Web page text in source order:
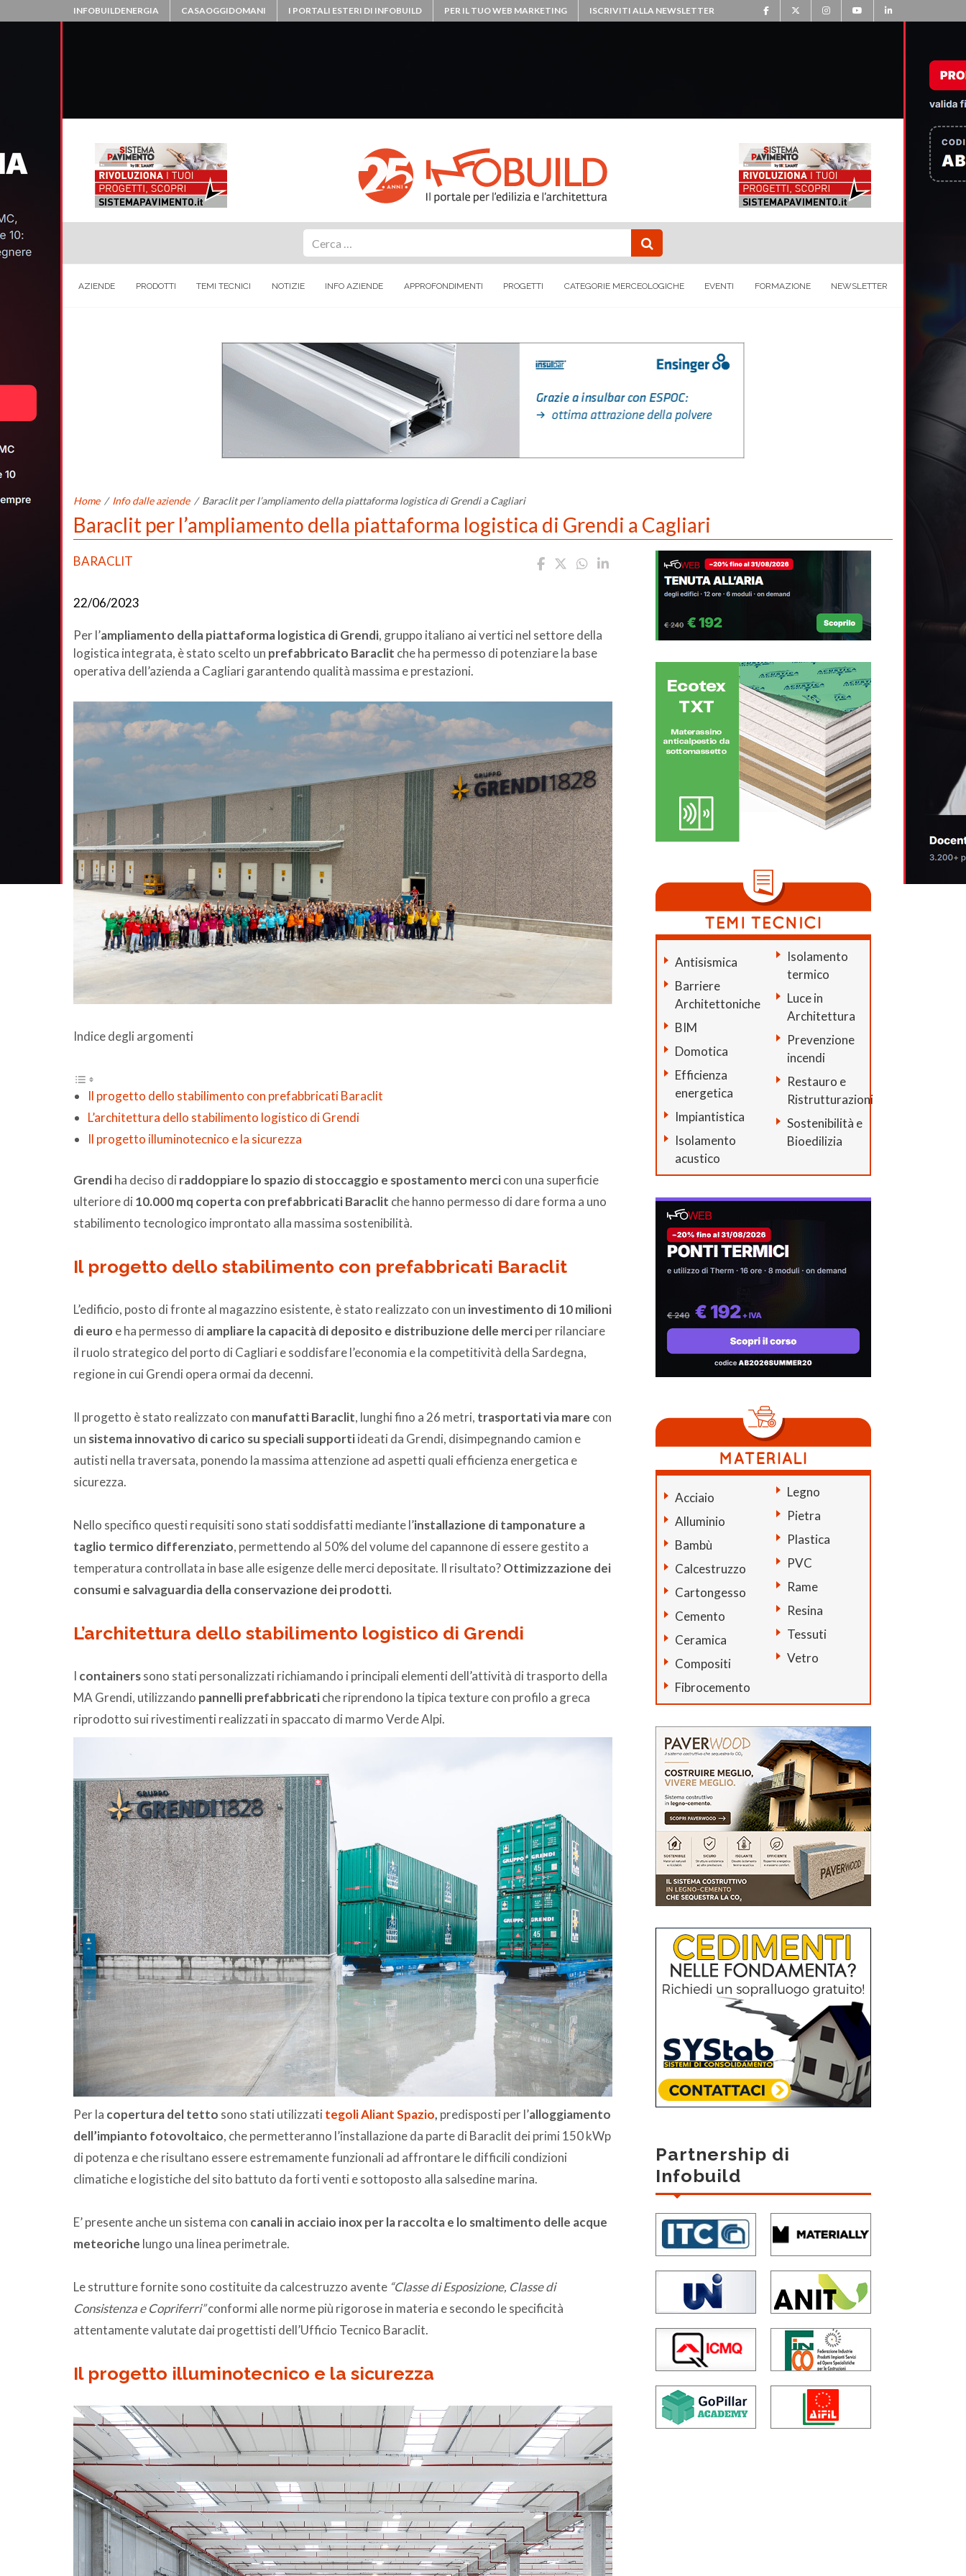
INFOBUILDENERGIA CASAOGGIDOMANI I PORTALI ESTERI DI INFOBUILD PER IL TUO WEB MARKETING ISCRIVITI ALLA NEWSLETTER
AZIENDE PRODOTTI TEMI TECNICI NOTIZIE INFO AZIENDE APPROFONDIMENTI PROGETTI CATEGORIE MERCEOLOGICHE EVENTI FORMAZIONE NEWSLETTER
Home / Info dalle aziende / Baraclit per l’ampliamento della piattaforma logistica di Grendi a Cagliari
Baraclit per l’ampliamento della piattaforma logistica di Grendi a Cagliari
BARACLIT
22/06/2023
Per l’ampliamento della piattaforma logistica di Grendi, gruppo italiano ai vertici nel settore della
logistica integrata, è stato scelto un prefabbricato Baraclit che ha permesso di potenziare la base
operativa dell’azienda a Cagliari garantendo qualità massima e prestazioni.
Indice degli argomenti
Il progetto dello stabilimento con prefabbricati Baraclit
L’architettura dello stabilimento logistico di Grendi
Il progetto illuminotecnico e la sicurezza
Grendiha deciso di raddoppiare lo spazio di stoccaggio e spostamento mercicon una superficie
ulteriore di 10.000 mq coperta con prefabbricati Baraclit che hanno permesso di dare forma a uno
stabilimento tecnologico improntato alla massima sostenibilità.
Il progetto dello stabilimento con prefabbricati Baraclit
L’edificio, posto di fronte al magazzino esistente, è stato realizzato con un investimento di 10 milioni
di euro e ha permesso di ampliare la capacità di deposito e distribuzione delle merciper rilanciare
il ruolo strategico del porto di Cagliari e soddisfare l’economia e la competitività della Sardegna,
regione in cui Grendi opera ormai da decenni.
Il progetto è stato realizzato con manufatti Baraclit, lunghi fino a 26 metri, trasportati via mare con
un sistema innovativo di carico su speciali supportiideati da Grendi, disimpegnando camion e
autisti nella traversata, ponendo la massima attenzione ad aspetti quali efficienza energetica e
sicurezza.
Nello specifico questi requisiti sono stati soddisfatti mediante l’installazione di tamponature a
taglio termico differenziato, permettendo al 50% del volume del capannone di essere gestito a
temperatura controllata in base alle esigenze delle merci depositate. Il risultato?Ottimizzazione dei
consumi e salvaguardia della conservazione dei prodotti.
L’architettura dello stabilimento logistico di Grendi
I containerssono stati personalizzati richiamando i principali elementi dell’attività di trasporto della
MA Grendi, utilizzando pannelli prefabbricatiche riprendono la tipica texture con profilo a greca
riprodotto sui rivestimenti realizzati in spaccato di marmo Verde Alpi.
Per la copertura del tetto sono stati utilizzati tegoli Aliant Spazio, predisposti per l’alloggiamento
dell’impianto fotovoltaico, che permetteranno l’installazione da parte di Baraclit dei primi 150 kWp
di potenza e che risultano essere estremamente funzionali ad affrontare le difficili condizioni
climatiche e logistiche del sito battuto da forti venti e sottoposto alla salsedine marina.
E’ presente anche un sistema con canali in acciaio inox per la raccolta e lo smaltimento delle acque
meteoriche lungo una linea perimetrale.
Le strutture fornite sono costituite da calcestruzzo avente “Classe di Esposizione, Classe di
Consistenza e Copriferri”conformi alle norme più rigorose in materia e secondo le specificità
attentamente valutate dai progettisti dell’Ufficio Tecnico Baraclit.
Il progetto illuminotecnico e la sicurezza
Antisismica
Barriere
Architettoniche
BIM
Domotica
Efficienza
energetica
Impiantistica
Isolamento
acustico
Isolamento
termico
Luce in
Architettura
Prevenzione
incendi
Restauro e
Ristrutturazioni
Sostenibilità e
Bioedilizia
Acciaio
Alluminio
Bambù
Calcestruzzo
Cartongesso
Cemento
Ceramica
Compositi
Fibrocemento
Legno
Pietra
Plastica
PVC
Rame
Resina
Tessuti
Vetro
Partnership di
Infobuild